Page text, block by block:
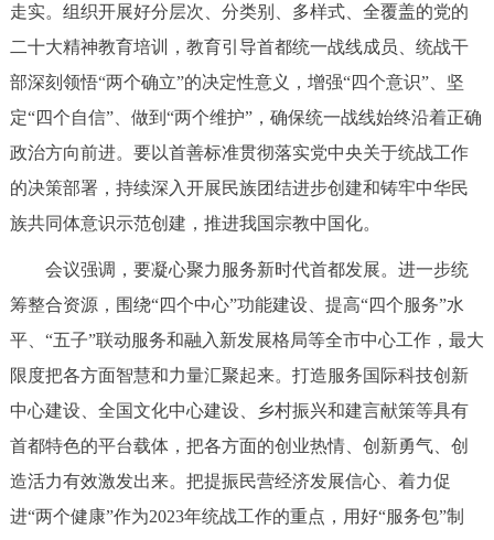
政民互动
12345网上接诉即办 我要咨询 我要建议
参与调查 在线访谈 图说互动
走进北京
多语种
한국어
走实。组织开展好分层次、分类别、多样式、全覆盖的党的
二十大精神教育培训，教育引导首都统一战线成员、统战干
部深刻领悟“两个确立”的决定性意义，增强“四个意识”、坚
定“四个自信”、做到“两个维护”，确保统一战线始终沿着正确
政治方向前进。要以首善标准贯彻落实党中央关于统战工作
的决策部署，持续深入开展民族团结进步创建和铸牢中华民
族共同体意识示范创建，推进我国宗教中国化。
会议强调，要凝心聚力服务新时代首都发展。进一步统
筹整合资源，围绕“四个中心”功能建设、提高“四个服务”水
平、“五子”联动服务和融入新发展格局等全市中心工作，最大
限度把各方面智慧和力量汇聚起来。打造服务国际科技创新
中心建设、全国文化中心建设、乡村振兴和建言献策等具有
首都特色的平台载体，把各方面的创业热情、创新勇气、创
造活力有效激发出来。把提振民营经济发展信心、着力促
进“两个健康”作为2023年统战工作的重点，用好“服务包”制